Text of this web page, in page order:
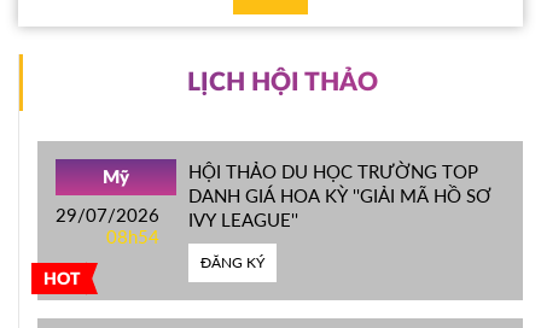
LỊCH HỘI THẢO
HOT
Mỹ
29/07/2026
08h54
HỘI THẢO DU HỌC TRƯỜNG TOP
DANH GIÁ HOA KỲ ''GIẢI MÃ HỒ SƠ
IVY LEAGUE''
ĐĂNG KÝ